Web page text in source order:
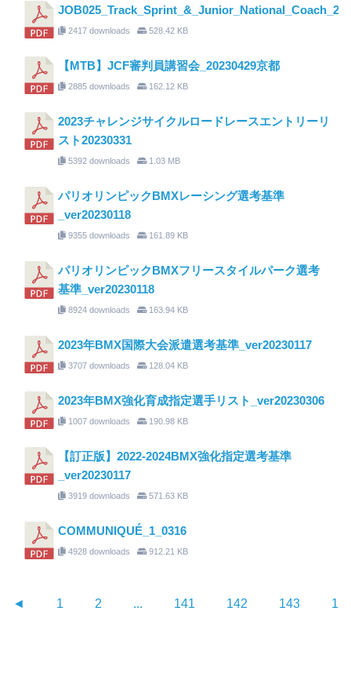
2417 downloads 528.42 KB
【MTB】JCF審判員講習会_20230429京都
2885 downloads 162.12 KB
2023チャレンジサイクルロードレースエントリーリ
スト20230331
5392 downloads 1.03 MB
パリオリンピックBMXレーシング選考基準
_ver20230118
9355 downloads 161.89 KB
パリオリンピックBMXフリースタイルパーク選考
基準_ver20230118
8924 downloads 163.94 KB
2023年BMX国際大会派遣選考基準_ver20230117
3707 downloads 128.04 KB
2023年BMX強化育成指定選手リスト_ver20230306
1007 downloads 190.98 KB
【訂正版】2022-2024BMX強化指定選考基準
_ver20230117
3919 downloads 571.63 KB
COMMUNIQUÉ_1_0316
4928 downloads 912.21 KB
◄ 1 2 ... 141 142 143